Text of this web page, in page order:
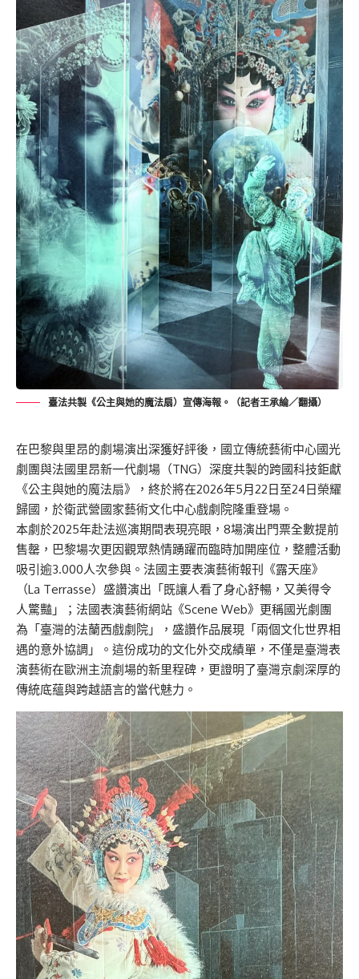
臺法共製《公主與她的魔法扇）宣傳海報。（記者王承綸／翻攝）
在巴黎與里昂的劇場演出深獲好評後，國立傳統藝術中心國光
劇團與法國里昂新一代劇場（TNG）深度共製的跨國科技鉅獻
《公主與她的魔法扇》，終於將在2026年5月22日至24日榮耀
歸國，於衛武營國家藝術文化中心戲劇院隆重登場。
本劇於2025年赴法巡演期間表現亮眼，8場演出門票全數提前
售罄，巴黎場次更因觀眾熱情踴躍而臨時加開座位，整體活動
吸引逾3.000人次參與。法國主要表演藝術報刊《露天座》
（La Terrasse）盛讚演出「既讓人看了身心舒暢，又美得令
人驚豔」；法國表演藝術網站《Scene Web》更稱國光劇團
為「臺灣的法蘭西戲劇院」，盛讚作品展現「兩個文化世界相
遇的意外協調」。這份成功的文化外交成績單，不僅是臺灣表
演藝術在歐洲主流劇場的新里程碑，更證明了臺灣京劇深厚的
傳統底蘊與跨越語言的當代魅力。